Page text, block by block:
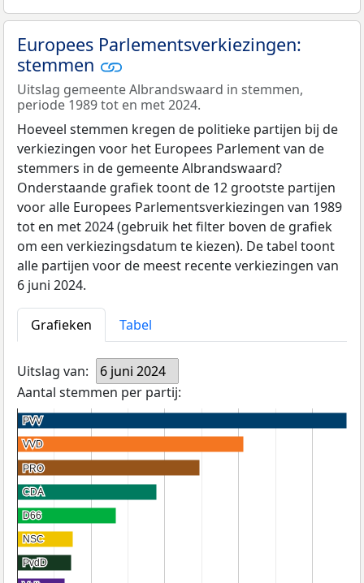
Europees Parlementsverkiezingen:
stemmen
Uitslag gemeente Albrandswaard in stemmen,
periode 1989 tot en met 2024.
Hoeveel stemmen kregen de politieke partijen bij de
verkiezingen voor het Europees Parlement van de
stemmers in de gemeente Albrandswaard?
Onderstaande grafiek toont de 12 grootste partijen
voor alle Europees Parlementsverkiezingen van 1989
tot en met 2024 (gebruik het filter boven de grafiek
om een verkiezingsdatum te kiezen). De tabel toont
alle partijen voor de meest recente verkiezingen van
6 juni 2024.
Grafieken Tabel
Uitslag van:
6 juni 2024
Aantal stemmen per partij:
PVV
PVV
VVD
VVD
PRO
PRO
CDA
CDA
D66
D66
NSC
NSC
PvdD
PvdD